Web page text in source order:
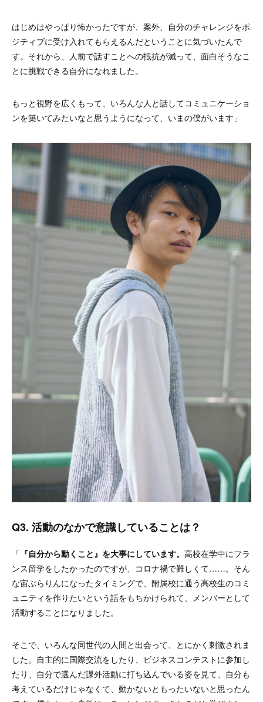
はじめはやっぱり怖かったですが、案外、自分のチャレンジをポ
ジティブに受け入れてもらえるんだということに気づいたんで
す。それから、人前で話すことへの抵抗が減って、面白そうなこ
とに挑戦できる自分になれました。
もっと視野を広くもって、いろんな人と話してコミュニケーショ
ンを築いてみたいなと思うようになって、いまの僕がいます」
Q3. 活動のなかで意識していることは？
「 『自分から動くこと』を大事にしています。 高校在学中にフラ
ンス留学をしたかったのですが、コロナ禍で難しくて……。そん
な宙ぶらりんになったタイミングで、附属校に通う高校生のコミ
ュニティを作りたいという話をもちかけられて、メンバーとして
活動することになりました。
そこで、いろんな同世代の人間と出会って、とにかく刺激されま
した。自主的に国際交流をしたり、ビジネスコンテストに参加し
たり、自分で選んだ課外活動に打ち込んでいる姿を見て、自分も
考えているだけじゃなくて、動かないともったいないと思ったん